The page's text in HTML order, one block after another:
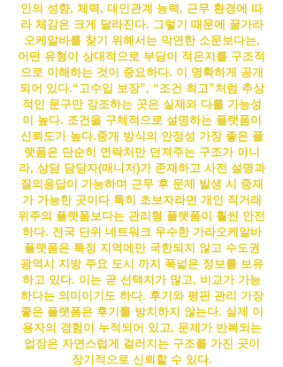
인의 성향, 체력, 대인관계 능력, 근무 환경에 따
라 체감은 크게 달라진다. 그렇기 때문에 꿀가라
오케알바를 찾기 위해서는 막연한 소문보다는,
어떤 유형이 상대적으로 부담이 적은지를 구조적
으로 이해하는 것이 중요하다. 이 명확하게 공개
되어 있다.“고수입 보장”, “조건 최고”처럼 추상
적인 문구만 강조하는 곳은 실제와 다를 가능성
이 높다. 조건을 구체적으로 설명하는 플랫폼이
신뢰도가 높다.중개 방식의 안정성 가장 좋은 플
랫폼은 단순히 연락처만 던져주는 구조가 아니
라, 상담 담당자(매니저)가 존재하고 사전 설명과
질의응답이 가능하며 근무 후 문제 발생 시 중재
가 가능한 곳이다 특히 초보자라면 개인 직거래
위주의 플랫폼보다는 관리형 플랫폼이 훨씬 안전
하다. 전국 단위 네트워크 우수한 가라오케알바
플랫폼은 특정 지역에만 국한되지 않고 수도권
광역시 지방 주요 도시 까지 폭넓은 정보를 보유
하고 있다. 이는 곧 선택지가 많고, 비교가 가능
하다는 의미이기도 하다. 후기와 평판 관리 가장
좋은 플랫폼은 후기를 방치하지 않는다. 실제 이
용자의 경험이 누적되어 있고, 문제가 반복되는
업장은 자연스럽게 걸러지는 구조를 가진 곳이
장기적으로 신뢰할 수 있다.